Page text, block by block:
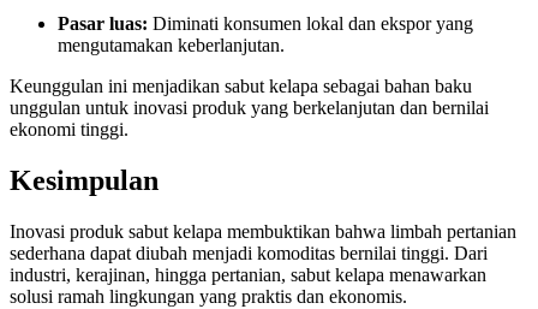
Pasar luas: Diminati konsumen lokal dan ekspor yang
mengutamakan keberlanjutan.
Keunggulan ini menjadikan sabut kelapa sebagai bahan baku
unggulan untuk inovasi produk yang berkelanjutan dan bernilai
ekonomi tinggi.
Kesimpulan
Inovasi produk sabut kelapa membuktikan bahwa limbah pertanian
sederhana dapat diubah menjadi komoditas bernilai tinggi. Dari
industri, kerajinan, hingga pertanian, sabut kelapa menawarkan
solusi ramah lingkungan yang praktis dan ekonomis.